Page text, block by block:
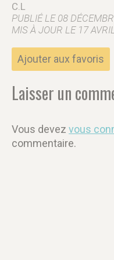
C.L
PUBLIÉ LE 08
MIS À JOUR LE 17
Ajouter aux favoris
Laisser un
Vous devez vous
commentaire.